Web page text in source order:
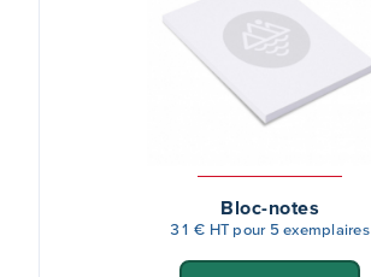
Bloc-notes
31 € HT pour 5 exemplaires